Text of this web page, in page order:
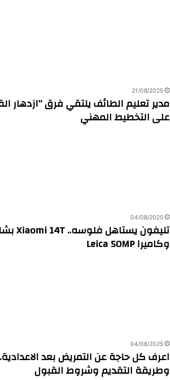
21/08/2025
مدير تعليم الطائف يلتقي فرق “ازدهار
على التخطيط المهني
04/08/2025
وكاميرا Leica 50MP
04/08/2025
اعرف كل حاجة عن التمريض بعد
وطريقة التقديم وشروط القبول